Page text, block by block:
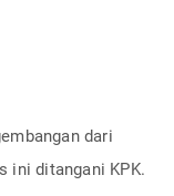
dari
ini ditangani KPK.